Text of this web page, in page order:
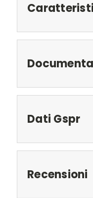
Dati Gspr
Recensioni